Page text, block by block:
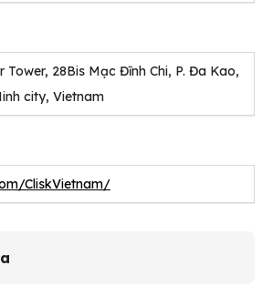
Tower, 28Bis Mạc Đĩnh Chi, P. Đa Kao,
city, Vietnam
CliskVietnam/